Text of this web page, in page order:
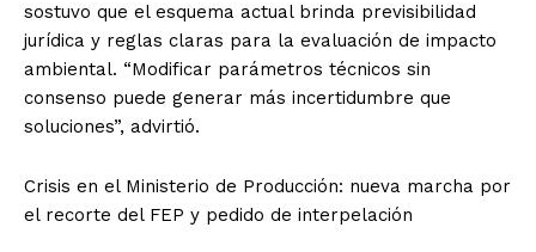
sostuvo que el esquema actual brinda previsibilidad
jurídica y reglas claras para la evaluación de impacto
ambiental. “Modificar parámetros técnicos sin
consenso puede generar más incertidumbre que
soluciones”, advirtió.
Crisis en el Ministerio de Producción: nueva marcha por
el recorte del FEP y pedido de interpelación